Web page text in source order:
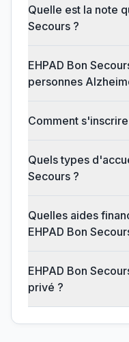
Quelle est la note
Secours ?
EHPAD Bon
personnes
Comment s'inscrire
Quels types
Secours ?
Quelles aides
EHPAD Bon
EHPAD Bon
privé ?